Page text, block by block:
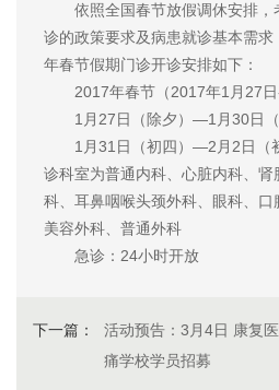
依照全国春节放假调休安排，
诊的政策要求及病患就诊基本需
年春节假期门诊开诊安排如下：
2017年春节（2017年1月27日-
1月27日（除夕）—1月30日（
1月31日（初四）—2月2日（
诊科室为普通内科、心脏内科、
科、耳鼻咽喉头颈外科、眼科、口
美容外科、普通外科
急诊：24小时开放
下一篇：
活动预告：3月4日 康复
痛学校学员招募